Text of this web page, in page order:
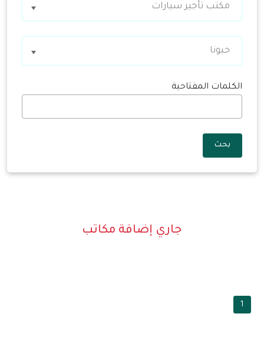
مكتب تأجير سيارات
حبونا
الكلمات المفتاحية
بحث
جاري إضافة مكاتب
1